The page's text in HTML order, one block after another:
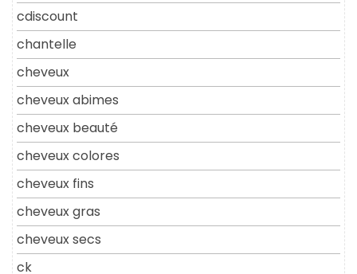
cdiscount
chantelle
cheveux
cheveux abimes
cheveux beauté
cheveux colores
cheveux fins
cheveux gras
cheveux secs
ck